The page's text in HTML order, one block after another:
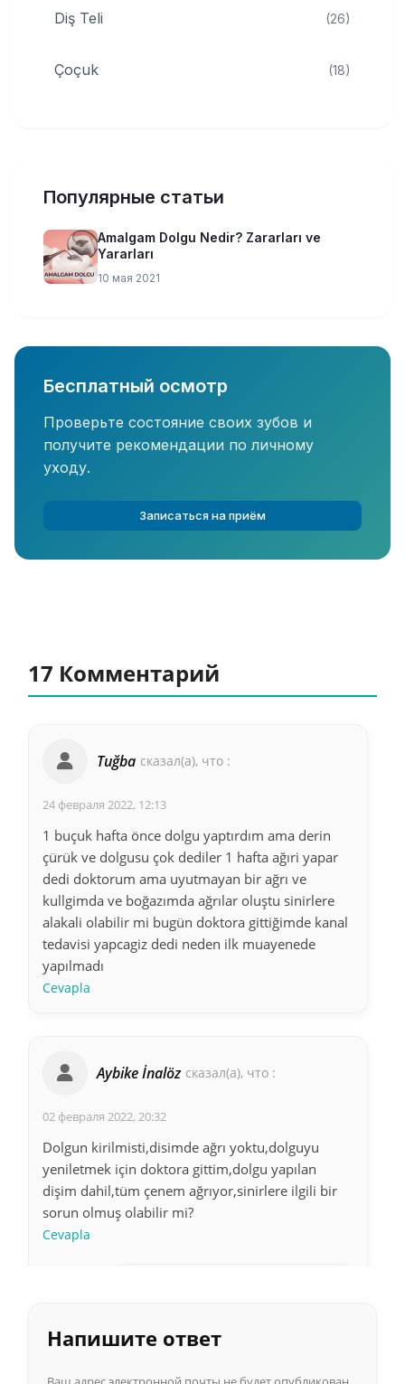
Diş Teli (26)
Çoçuk (18)
Популярные статьи
Amalgam Dolgu Nedir? Zararları ve
Yararları
10 мая 2021
Бесплатный осмотр
Проверьте состояние своих зубов и
получите рекомендации по личному
уходу.
Записаться на приём
17 Комментарий
Tuğba сказал(а), что :
24 февраля 2022, 12:13
1 buçuk hafta önce dolgu yaptırdım ama derin
çürük ve dolgusu çok dediler 1 hafta ağıri yapar
dedi doktorum ama uyutmayan bir ağrı ve
kullgimda ve boğazımda ağrılar oluştu sinirlere
alakali olabilir mi bugün doktora gittiğimde kanal
tedavisi yapcagiz dedi neden ilk muayenede
yapılmadı
Cevapla
Aybike İnalöz сказал(а), что :
02 февраля 2022, 20:32
Dolgun kirilmisti,disimde ağrı yoktu,dolguyu
yeniletmek için doktora gittim,dolgu yapılan
dişim dahil,tüm çenem ağrıyor,sinirlere ilgili bir
sorun olmuş olabilir mi?
Cevapla
03 мая 2022, 03:41
Aynı durumdayım suan
Напишите ответ